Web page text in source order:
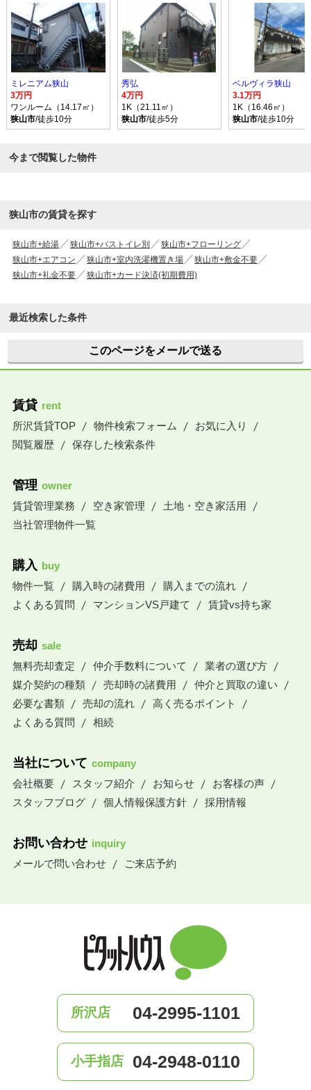
ミレニアム狭山
3万円
ワンルーム（14.17㎡）
狭山市/徒歩10分
秀弘
4万円
1K（21.11㎡）
狭山市/徒歩5分
ベルヴィラ狭山
3.1万円
1K（16.46㎡）
狭山市/徒歩10分
今まで閲覧した物件
狭山市の賃貸を探す
狭山市+給湯 狭山市+バストイレ別
狭山市+フローリング
狭山市+エアコン
狭山市+室内洗濯機置き場
狭山市+敷金不要
狭山市+礼金不要
狭山市+カード決済(初期費用)
最近検索した条件
このページをメールで送る
賃貸 rent
所沢賃貸TOP
物件検索フォーム
お気に入り
閲覧履歴
保存した検索条件
管理 owner
賃貸管理業務
空き家管理
土地・空き家活用
当社管理物件一覧
購入 buy
物件一覧
購入時の諸費用
購入までの流れ
よくある質問
マンションVS戸建て 賃貸vs持ち家
売却 sale
無料売却査定
仲介手数料について
業者の選び方
媒介契約の種類
売却時の諸費用
仲介と買取の違い
必要な書類
売却の流れ
高く売るポイント
よくある質問
相続
当社について company
会社概要
スタッフ紹介 お知らせ
お客様の声
スタッフブログ
個人情報保護方針 採用情報
お問い合わせ inquiry
メールで問い合わせ
ご来店予約
所沢店 04-2995-1101
小手指店 04-2948-0110